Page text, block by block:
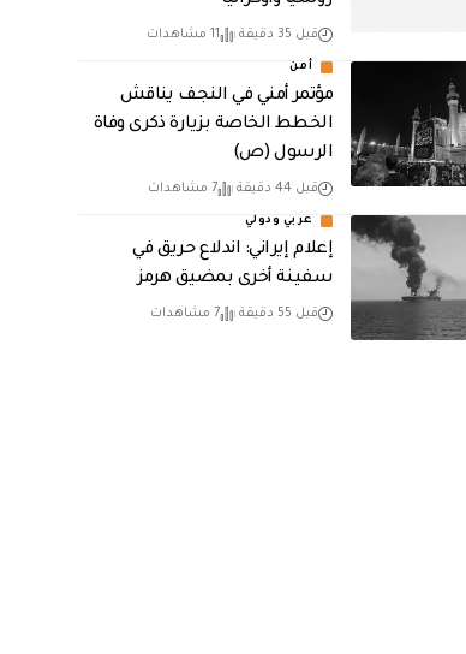
قبل 35 دقيقة 11 مشاهدات
أمن
مؤتمر أمني في النجف يناقش
الخطط الخاصة بزيارة ذكرى وفاة
الرسول (ص)
قبل 44 دقيقة 7 مشاهدات
عربي ودولي
إعلام إيراني: اندلاع حريق في
سفينة أخرى بمضيق هرمز
قبل 55 دقيقة 7 مشاهدات